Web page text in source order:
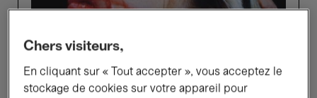
Chers visiteurs,
En cliquant sur « Tout accepter », vous acceptez le
stockage de cookies sur votre appareil pour